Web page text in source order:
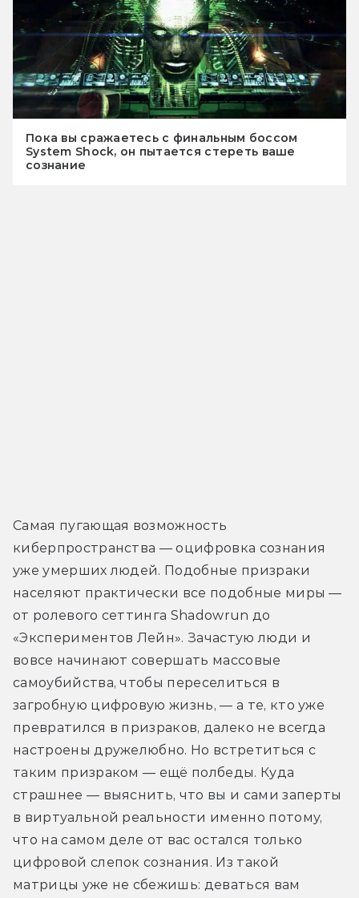
Пока вы сражаетесь с финальным боссом
System Shock, он пытается стереть ваше
сознание
Самая пугающая возможность
киберпространства — оцифровка сознания
уже умерших людей. Подобные призраки
населяют практически все подобные миры —
от ролевого сеттинга Shadowrun до
«Экспериментов Лейн». Зачастую люди и
вовсе начинают совершать массовые
самоубийства, чтобы переселиться в
загробную цифровую жизнь, — а те, кто уже
превратился в призраков, далеко не всегда
настроены дружелюбно. Но встретиться с
таким призраком — ещё полбеды. Куда
страшнее — выяснить, что вы и сами заперты
в виртуальной реальности именно потому,
что на самом деле от вас остался только
цифровой слепок сознания. Из такой
матрицы уже не сбежишь: деваться вам